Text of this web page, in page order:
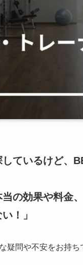
しているけど、
の効果や料金
！」
疑問や不安をお持ち